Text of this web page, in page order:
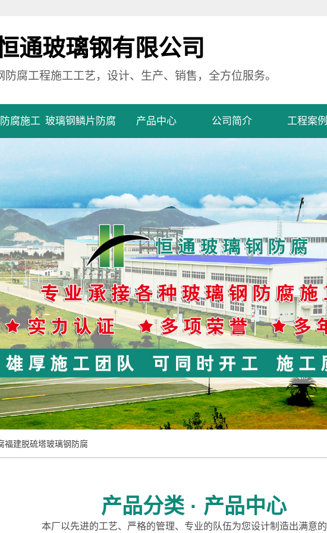
通玻璃钢有限公司
防腐工程施工工艺，设计、生产、销售，全方位服务。
腐施工 玻璃钢鳞片防腐
福建污水池玻璃钢防
腐
福建地坪玻璃钢防腐
福建罐体玻璃钢防腐
福建管道玻璃钢防腐
福建设备玻璃钢防腐
产品中心
福建污水池玻璃钢防
腐
福建地坪玻璃钢防腐
福建罐体玻璃钢防腐
福建管道玻璃钢防腐
福建设备玻璃钢防腐
公司简介
公司简介
营业执照
工程案例
福建脱硫塔玻璃钢防腐
产品分类 · 产品中心
本厂以先进的工艺、严格的管理、专业的队伍为您设计制造出满意